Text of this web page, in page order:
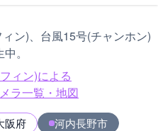
ン)、台風15号(チャンホン)
。
ィン)による
ラ一覧・地図
阪府 河内長野市